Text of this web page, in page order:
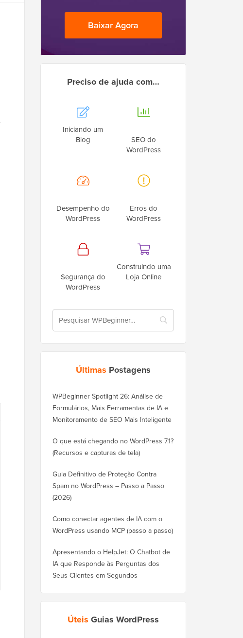
Baixar Agora
Preciso de ajuda com…
Iniciando um
Blog
SEO do
WordPress
Desempenho do
WordPress
Erros do
WordPress
Segurança do
WordPress
Construindo uma
Loja Online
Últimas Postagens
WPBeginner Spotlight 26: Análise de
Formulários, Mais Ferramentas de IA e
Monitoramento de SEO Mais Inteligente
O que está chegando no WordPress 7.1?
(Recursos e capturas de tela)
Guia Definitivo de Proteção Contra
Spam no WordPress – Passo a Passo
(2026)
Como conectar agentes de IA com o
WordPress usando MCP (passo a passo)
Apresentando o HelpJet: O Chatbot de
IA que Responde às Perguntas dos
Seus Clientes em Segundos
Úteis Guias WordPress